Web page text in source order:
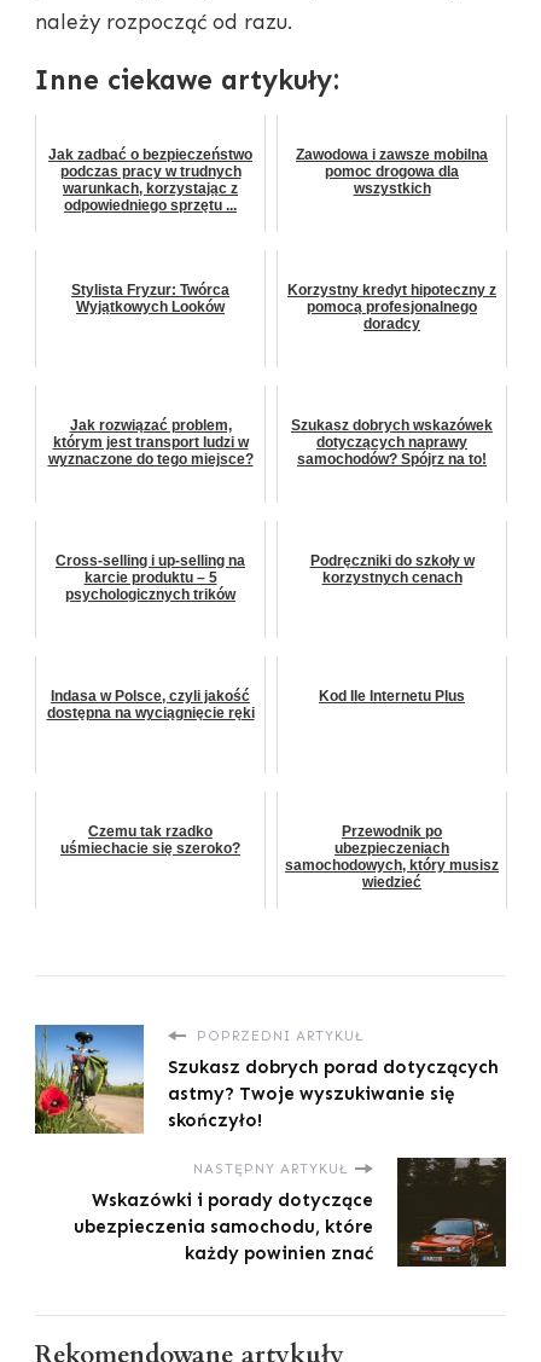
należy rozpocząć od razu.
Inne ciekawe artykuły:
Jak zadbać o bezpieczeństwo
podczas pracy w trudnych
warunkach, korzystając z
odpowiedniego sprzętu ...
Zawodowa i zawsze mobilna
pomoc drogowa dla
wszystkich
Stylista Fryzur: Twórca
Wyjątkowych Looków
Korzystny kredyt hipoteczny z
pomocą profesjonalnego
doradcy
Jak rozwiązać problem,
którym jest transport ludzi w
wyznaczone do tego miejsce?
Szukasz dobrych wskazówek
dotyczących naprawy
samochodów? Spójrz na to!
Cross-selling i up-selling na
karcie produktu – 5
psychologicznych trików
Podręczniki do szkoły w
korzystnych cenach
Indasa w Polsce, czyli jakość
dostępna na wyciągnięcie ręki
Kod Ile Internetu Plus
Czemu tak rzadko
uśmiechacie się szeroko?
Przewodnik po
ubezpieczeniach
samochodowych, który musisz
wiedzieć
POPRZEDNI ARTYKUŁ
Szukasz dobrych porad dotyczących
astmy? Twoje wyszukiwanie się
skończyło!
NASTĘPNY ARTYKUŁ
Wskazówki i porady dotyczące
ubezpieczenia samochodu, które
każdy powinien znać